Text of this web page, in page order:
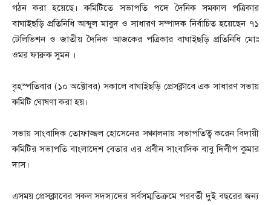
গঠন করা হয়েছে। কমিটিতে সভাপতি পদে দৈনিক সমকাল পত্রিকার
বাঘাইছড়ি প্রতিনিধি আব্দুল মাবুদ ও সাধারণ সম্পাদক নির্বাচিত হয়েছেন ৭১
টেলিভিশন ও জাতীয় দৈনিক আজকের পত্রিকার বাঘাইছড়ি প্রতিনিধি মোঃ
ওমর ফারুক সুমন ।
বৃহস্পতিবার (১০ অক্টোবর) সকালে বাঘাইছড়ি প্রেসক্লাবে এক সাধারণ সভায়
কমিটি ঘোষণা করা হয়।
সভায় সাংবাদিক তোফাজ্জল হোসেনের সঞ্চালনায় সভাপতিত্ব করেন বিদায়ী
কমিটির সভাপতি বাংলাদেশ বেতার এর প্রবীন সাংবাদিক বাবু দিলীপ কুমার
দাস।
এসময় প্রেসক্লাবের সকল সদস্যদের সর্বসম্মতিক্রমে পরবর্তী দুই বছরের জন্য